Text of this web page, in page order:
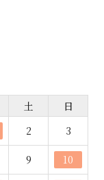
土
日
2 3
9 10